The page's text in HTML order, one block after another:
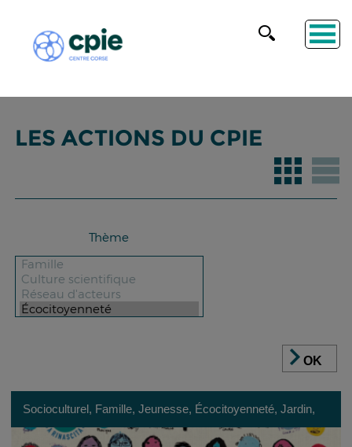
LES ACTIONS DU CPIE
Thème
OK
Socioculturel, Famille, Jeunesse, Écocitoyenneté, Jardin,
Réseau d'acteurs, Patrimoine, Formation